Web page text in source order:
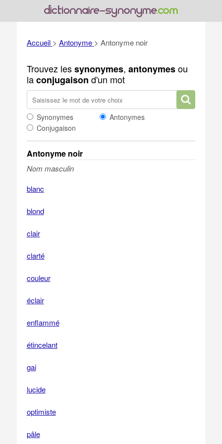
Accueil > Antonyme > Antonyme noir
Trouvez lessynonymes, antonymesou
laconjugaison d'un mot
Synonymes
Antonymes
Conjugaison
Antonyme noir
Nom masculin
blanc
blond
clair
clarté
couleur
éclair
enflammé
étincelant
gai
lucide
optimiste
pâle